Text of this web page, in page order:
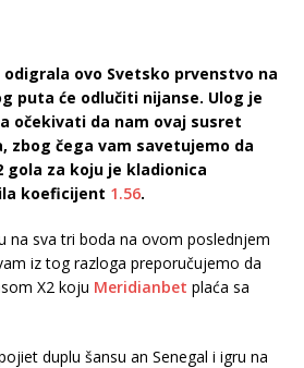
ovo Svetsko prvenstvo na
puta će odlučiti nijanse. Ulog je
očekivati da nam ovaj susret
zbog čega vam savetujemo da
gola za koju je kladionica
koeficijent 1.56.
na sva tri boda na ovom poslednjem
iz tog razloga preporučujemo da
X2 koju Meridianbet plaća sa
duplu šansu an Senegal i igru na